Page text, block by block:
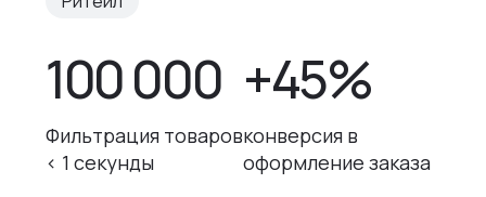
100 000
Фильтрация товаров
< 1 секунды
+45%
конверсия в
оформление заказа